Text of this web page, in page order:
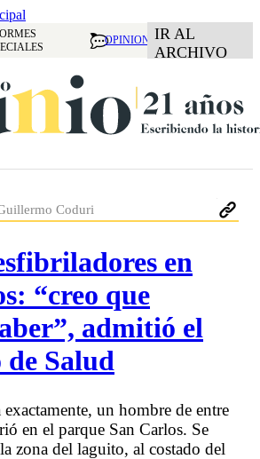
OPINION IR AL
ARCHIVO
Coduri
en
“creo que
admitió el
de Salud
exactamente, un hombre de entre
en el parque San Carlos. Se
zona del laguito, al costado del